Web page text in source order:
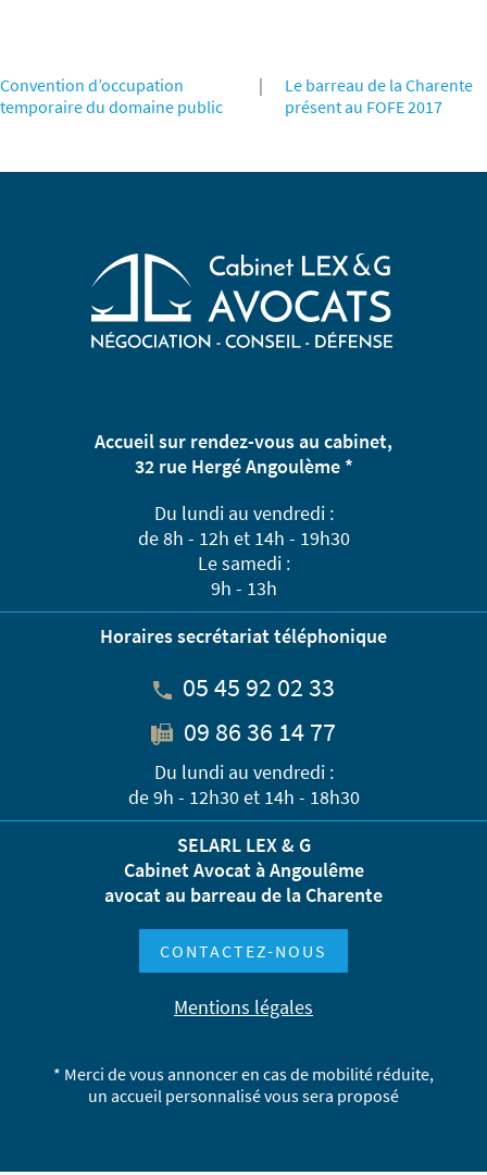
Convention d’occupation
temporaire du domaine public
|
Le barreau de la Charente
présent au FOFE 2017
Accueil sur rendez-vous au cabinet,
32 rue Hergé Angoulème *
Du lundi au vendredi :
de 8h - 12h et 14h - 19h30
Le samedi :
9h - 13h
Horaires secrétariat téléphonique
05 45 92 02 33
09 86 36 14 77
Du lundi au vendredi :
de 9h - 12h30 et 14h - 18h30
SELARL LEX & G
Cabinet Avocat à Angoulême
avocat au barreau de la Charente
CONTACTEZ-NOUS
Mentions légales
* Merci de vous annoncer en cas de mobilité réduite,
un accueil personnalisé vous sera proposé